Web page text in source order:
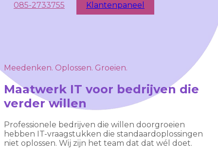
085-2733755
Klantenpaneel
Meedenken. Oplossen. Groeien.
Maatwerk IT voor bedrijven die
verder willen
Professionele bedrijven die willen doorgroeien
hebben IT-vraagstukken die standaardoplossingen
niet oplossen. Wij zijn het team dat dat wél doet.